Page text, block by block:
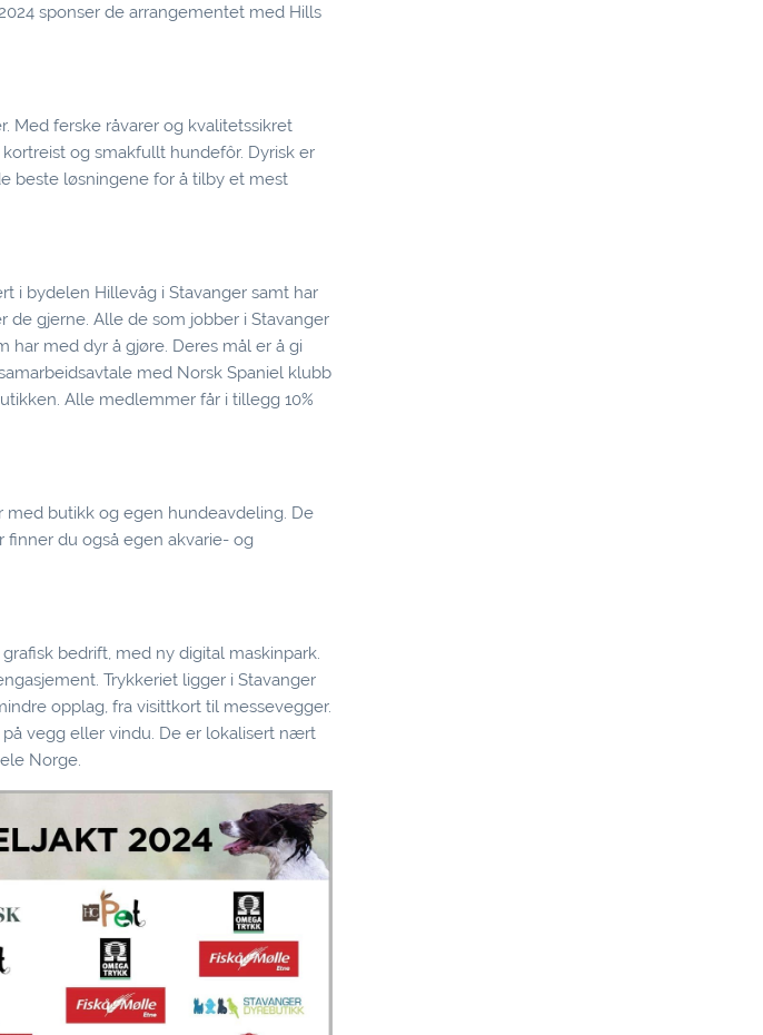
sponser de arrangementet med Hills
Med ferske råvarer og kvalitetssikret
og smakfullt hundefôr. Dyrisk er
beste løsningene for å tilby et mest
i bydelen Hillevåg i Stavanger samt har
de gjerne. Alle de som jobber i Stavanger
med dyr å gjøre. Deres mål er å gi
med Norsk Spaniel klubb
Alle medlemmer får i tillegg 10%
butikk og egen hundeavdeling. De
finner du også egen akvarie- og
bedrift, med ny digital maskinpark.
Trykkeriet ligger i Stavanger
opplag, fra visittkort til messevegger.
vegg eller vindu. De er lokalisert nært
Norge.